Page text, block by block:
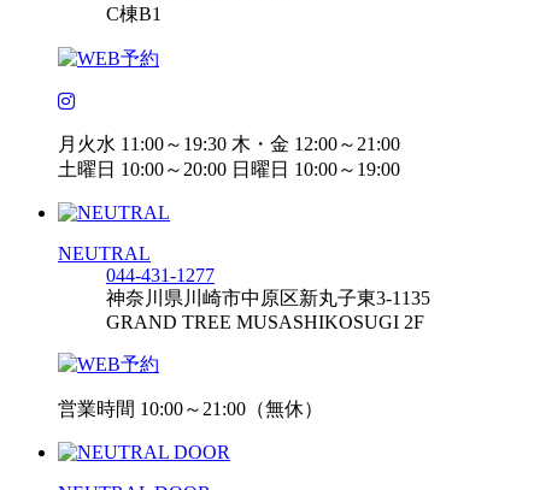
C棟B1
月火水 11:00～19:30 木・金 12:00～21:00
土曜日 10:00～20:00 日曜日 10:00～19:00
NEUTRAL
044-431-1277
神奈川県川崎市中原区新丸子東3-1135
GRAND TREE MUSASHIKOSUGI 2F
営業時間 10:00～21:00（無休）